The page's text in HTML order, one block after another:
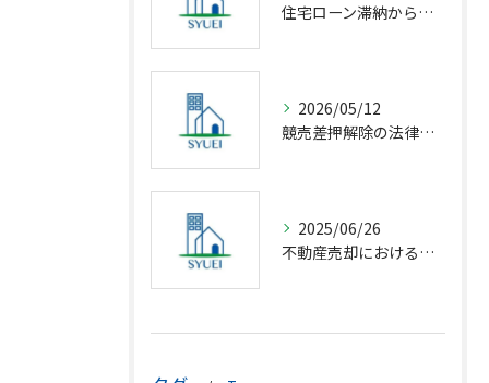
住宅ローン滞納から競売回避の解決策
2026/05/12
競売差押解除の法律相談完全解説
2025/06/26
不動産売却における仲介の基礎知識